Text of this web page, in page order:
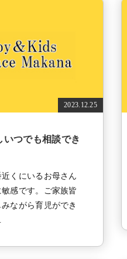
2023.12.25
いつでも相談でき
くにいるお母さん
感です。ご家族皆
ながら育児ができ